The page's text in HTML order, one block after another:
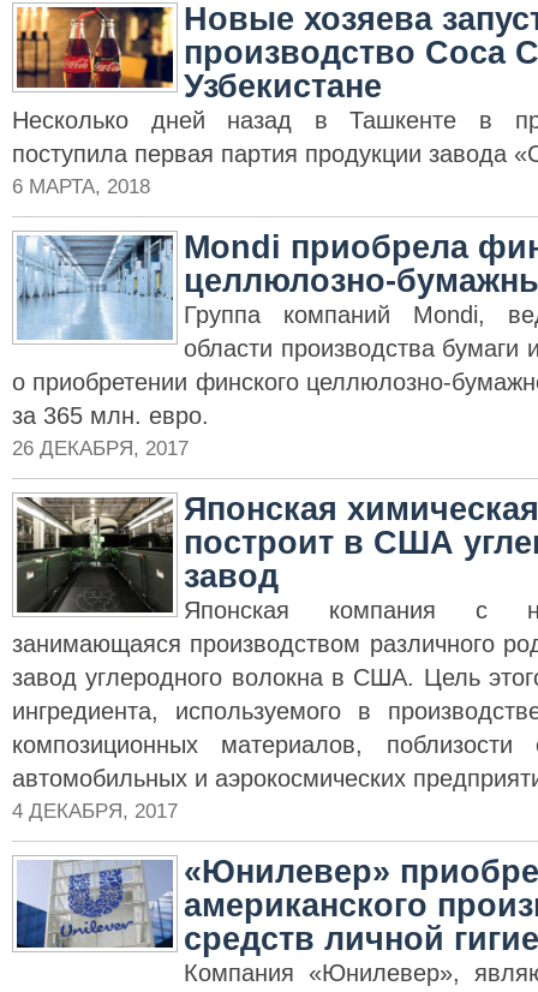
Новые хозяева
производство Coca
Узбекистане
Несколько дней назад в Ташкенте в
поступила первая партия продукции завода
6 МАРТА, 2018
Mondi приобрела
целлюлозно-
Группа компаний Mondi,
области производства бумаги
о приобретении финского целлюлозно-
за 365 млн. евро.
26 ДЕКАБРЯ, 2017
Японская
построит в США
завод
Японская компания с
занимающаяся производством различного
завод углеродного волокна в США. Цель
ингредиента, используемого в
композиционных материалов, поблизости
автомобильных и аэрокосмических
4 ДЕКАБРЯ, 2017
«Юнилевер»
американского
средств личной
Компания «Юнилевер»,